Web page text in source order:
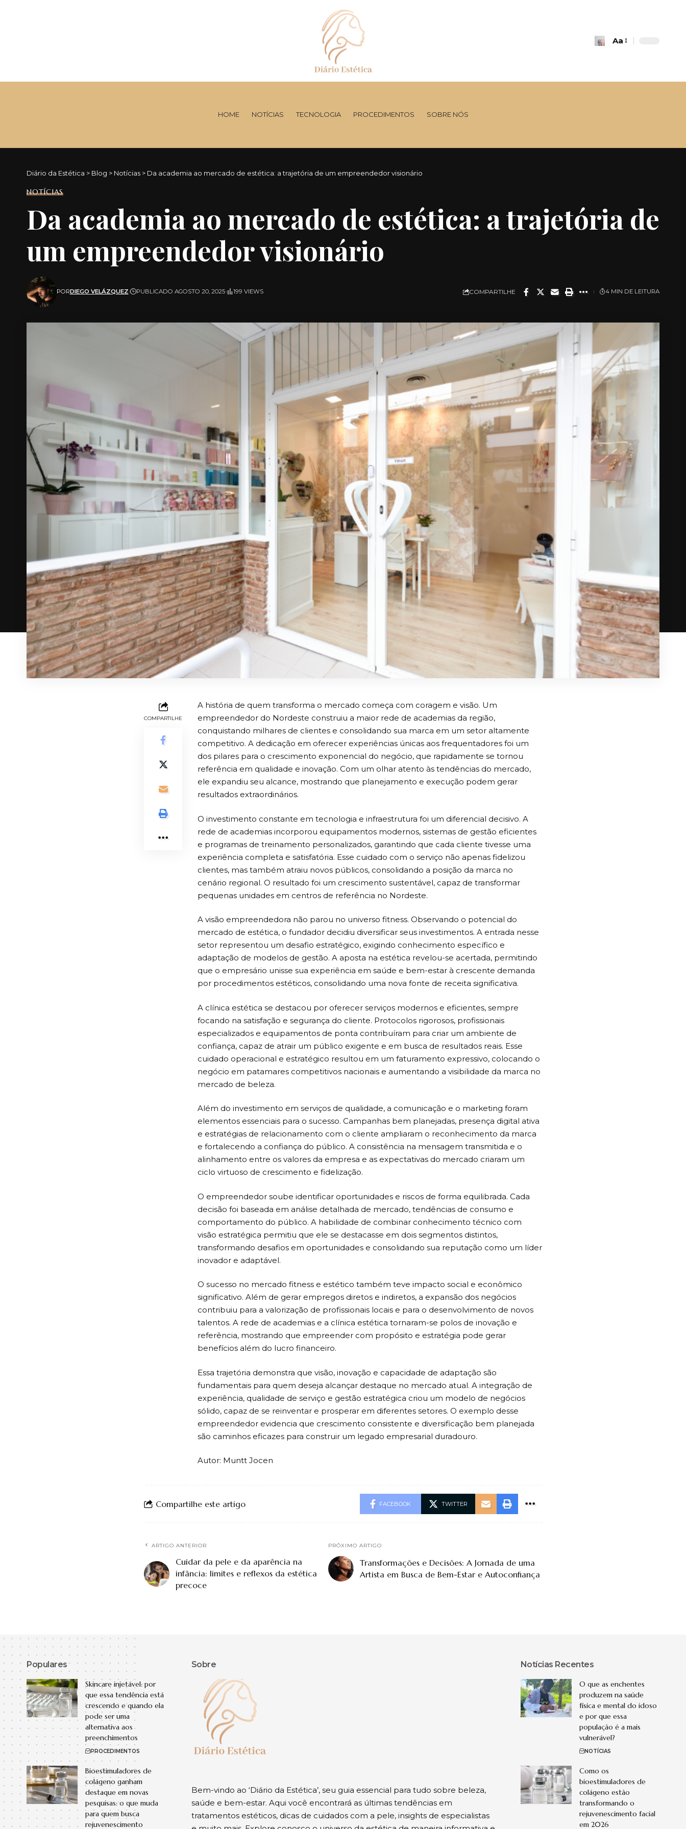
Font
Aa
HOME NOTÍCIAS TECNOLOGIA PROCEDIMENTOS SOBRE NÓS
Diário da Estética > Blog > Notícias > Da academia ao mercado de estética: a trajetória de um empreendedor visionário
NOTÍCIAS
Da academia ao mercado de estética: a trajetória de
um empreendedor visionário
PORDIEGO VELÁZQUEZ PUBLICADO AGOSTO 20, 2025 199 VIEWS COMPARTILHE 4 MIN DE LEITURA
COMPARTILHE
A história de quem transforma o mercado começa com coragem e visão. Um
empreendedor do Nordeste construiu a maior rede de academias da região,
conquistando milhares de clientes e consolidando sua marca em um setor altamente
competitivo. A dedicação em oferecer experiências únicas aos frequentadores foi um
dos pilares para o crescimento exponencial do negócio, que rapidamente se tornou
referência em qualidade e inovação. Com um olhar atento às tendências do mercado,
ele expandiu seu alcance, mostrando que planejamento e execução podem gerar
resultados extraordinários.
O investimento constante em tecnologia e infraestrutura foi um diferencial decisivo. A
rede de academias incorporou equipamentos modernos, sistemas de gestão eficientes
e programas de treinamento personalizados, garantindo que cada cliente tivesse uma
experiência completa e satisfatória. Esse cuidado com o serviço não apenas fidelizou
clientes, mas também atraiu novos públicos, consolidando a posição da marca no
cenário regional. O resultado foi um crescimento sustentável, capaz de transformar
pequenas unidades em centros de referência no Nordeste.
A visão empreendedora não parou no universo fitness. Observando o potencial do
mercado de estética, o fundador decidiu diversificar seus investimentos. A entrada nesse
setor representou um desafio estratégico, exigindo conhecimento específico e
adaptação de modelos de gestão. A aposta na estética revelou-se acertada, permitindo
que o empresário unisse sua experiência em saúde e bem-estar à crescente demanda
por procedimentos estéticos, consolidando uma nova fonte de receita significativa.
A clínica estética se destacou por oferecer serviços modernos e eficientes, sempre
focando na satisfação e segurança do cliente. Protocolos rigorosos, profissionais
especializados e equipamentos de ponta contribuíram para criar um ambiente de
confiança, capaz de atrair um público exigente e em busca de resultados reais. Esse
cuidado operacional e estratégico resultou em um faturamento expressivo, colocando o
negócio em patamares competitivos nacionais e aumentando a visibilidade da marca no
mercado de beleza.
Além do investimento em serviços de qualidade, a comunicação e o marketing foram
elementos essenciais para o sucesso. Campanhas bem planejadas, presença digital ativa
e estratégias de relacionamento com o cliente ampliaram o reconhecimento da marca
e fortalecendo a confiança do público. A consistência na mensagem transmitida e o
alinhamento entre os valores da empresa e as expectativas do mercado criaram um
ciclo virtuoso de crescimento e fidelização.
O empreendedor soube identificar oportunidades e riscos de forma equilibrada. Cada
decisão foi baseada em análise detalhada de mercado, tendências de consumo e
comportamento do público. A habilidade de combinar conhecimento técnico com
visão estratégica permitiu que ele se destacasse em dois segmentos distintos,
transformando desafios em oportunidades e consolidando sua reputação como um líder
inovador e adaptável.
O sucesso no mercado fitness e estético também teve impacto social e econômico
significativo. Além de gerar empregos diretos e indiretos, a expansão dos negócios
contribuiu para a valorização de profissionais locais e para o desenvolvimento de novos
talentos. A rede de academias e a clínica estética tornaram-se polos de inovação e
referência, mostrando que empreender com propósito e estratégia pode gerar
benefícios além do lucro financeiro.
Essa trajetória demonstra que visão, inovação e capacidade de adaptação são
fundamentais para quem deseja alcançar destaque no mercado atual. A integração de
experiência, qualidade de serviço e gestão estratégica criou um modelo de negócios
sólido, capaz de se reinventar e prosperar em diferentes setores. O exemplo desse
empreendedor evidencia que crescimento consistente e diversificação bem planejada
são caminhos eficazes para construir um legado empresarial duradouro.
Autor: Muntt Jocen
Compartilhe este artigo FACEBOOK TWITTER
ARTIGO ANTERIOR
Cuidar da pele e da aparência na
infância: limites e reflexos da estética
precoce
PRÓXIMO ARTIGO
Transformações e Decisões: A Jornada de uma
Artista em Busca de Bem-Estar e Autoconfiança
Populares
Skincare injetável: por
que essa tendência está
crescendo e quando ela
pode ser uma
alternativa aos
preenchimentos
PROCEDIMENTOS
Bioestimuladores de
colágeno ganham
destaque em novas
pesquisas: o que muda
para quem busca
rejuvenescimento
Sobre
Bem-vindo ao ‘Diário da Estética’, seu guia essencial para tudo sobre beleza,
saúde e bem-estar. Aqui você encontrará as últimas tendências em
tratamentos estéticos, dicas de cuidados com a pele, insights de especialistas
Notícias Recentes
O que as enchentes
produzem na saúde
física e mental do idoso
e por que essa
população é a mais
vulnerável?
NOTÍCIAS
Como os
bioestimuladores de
colágeno estão
transformando o
rejuvenescimento facial
em 2026